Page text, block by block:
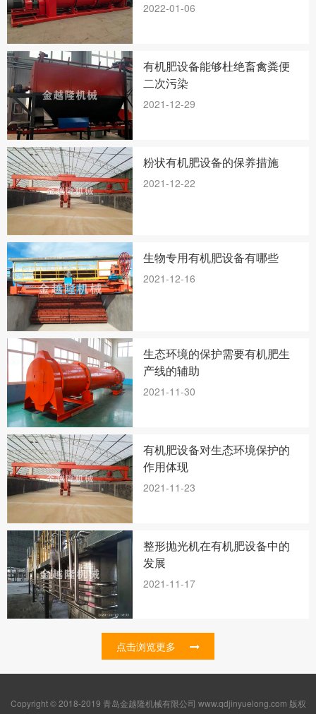
2022-01-06
有机肥设备能够杜绝畜禽粪便
二次污染
2021-12-29
粉状有机肥设备的保养措施
2021-12-22
生物专用有机肥设备有哪些
2021-12-16
生态环境的保护需要有机肥生
产线的辅助
2021-11-30
有机肥设备对生态环境保护的
作用体现
2021-11-23
整形抛光机在有机肥设备中的
发展
2021-11-17
点击浏览更多
Copyright © 2018-2019 青岛金越隆机械有限公司 www.qdjinyuelong.com 版权